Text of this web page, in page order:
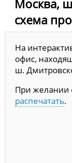
Москва,
схема
На
офис,
ш.
При желании
распечатать.